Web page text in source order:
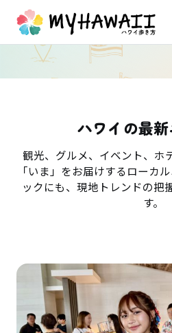
ハワイの最
観光、グルメ、イベント、ホ
「いま」をお届けするローカ
ックにも、現地トレンドの把
す。